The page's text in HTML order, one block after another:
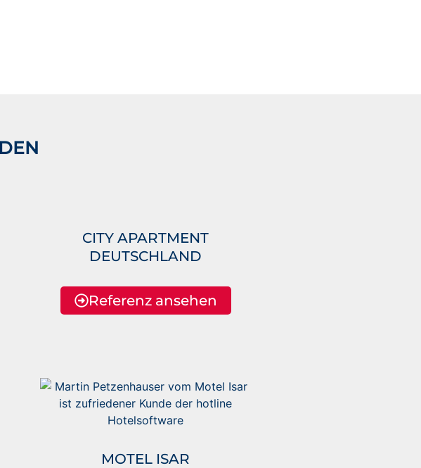
CITY APARTMENT
DEUTSCHLAND
Referenz ansehen
MOTEL ISAR